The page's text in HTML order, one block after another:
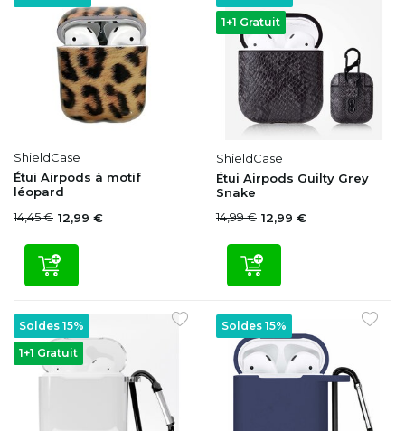
ShieldCase
Étui Airpods à motif
léopard
14,45 € 12,99 €
1+1 Gratuit
ShieldCase
Étui Airpods Guilty Grey
Snake
14,99 € 12,99 €
1+1 Gratuit
Soldes 15% Soldes 15%